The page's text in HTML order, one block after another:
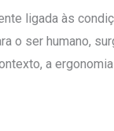
ligada às
o ser humano,
a